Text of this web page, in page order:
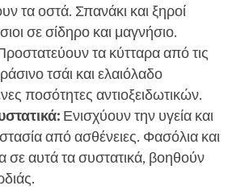
τα οστά. Σπανάκι και ξηροί
σε σίδηρο και μαγνήσιο.
τα κύτταρα από τις
τσάι και ελαιόλαδο
ποσότητες αντιοξειδωτικών.
Ενισχύουν την υγεία και
από ασθένειες. Φασόλια και
σε αυτά τα συστατικά, βοηθούν